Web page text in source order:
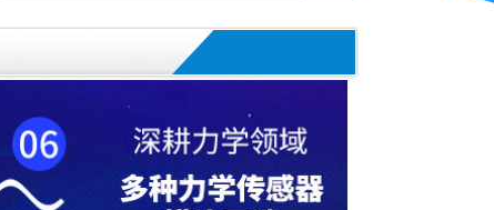
诚信经营的一贯宗旨！知客户之所需，
供客户之所求，急客户之所想！同样的
产品我们的质量更优，同样的质量我们